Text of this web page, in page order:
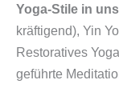
Yoga-Stile in
kräftigend), Yin
Restoratives
geführte